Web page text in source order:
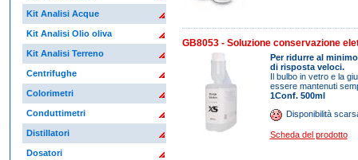
Kit Analisi Acque
Kit Analisi Olio oliva
Kit Analisi Terreno
Centrifughe
Colorimetri
Conduttimetri
Distillatori
Dosatori
GB8053 - Soluzione conservazione
Per ridurre al
di risposta veloci.
Il bulbo in vetro e la
essere mantenuti
1Conf. 500ml
Disponibilità
Scheda del prodotto